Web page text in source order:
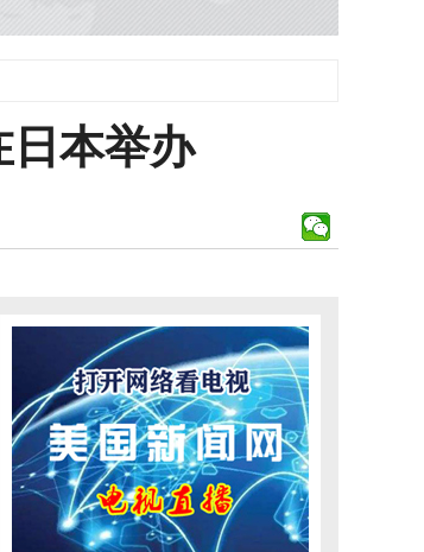
日本举办